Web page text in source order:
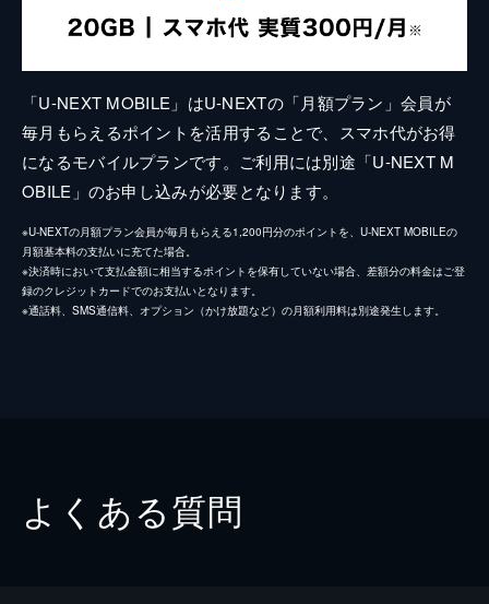
「U-NEXT MOBILE」はU-NEXTの「月額プラン」会員が
毎月もらえるポイントを活用することで、スマホ代がお得
になるモバイルプランです。ご利用には別途「U-NEXT M
OBILE」のお申し込みが必要となります。
※U-NEXTの月額プラン会員が毎月もらえる1,200円分のポイントを、U-NEXT MOBILEの
月額基本料の支払いに充てた場合。
※決済時において支払金額に相当するポイントを保有していない場合、差額分の料金はご登
録のクレジットカードでのお支払いとなります。
※通話料、SMS通信料、オプション（かけ放題など）の月額利用料は別途発生します。
よくある質問